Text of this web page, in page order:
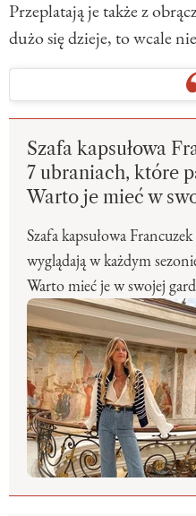
Przeplatają je także z
dużo się dzieje, to wcale
Szafa kapsułowa
7 ubraniach, które
Warto je mieć w
Szafa kapsułowa
wyglądają w każdym
Warto mieć je w swojej